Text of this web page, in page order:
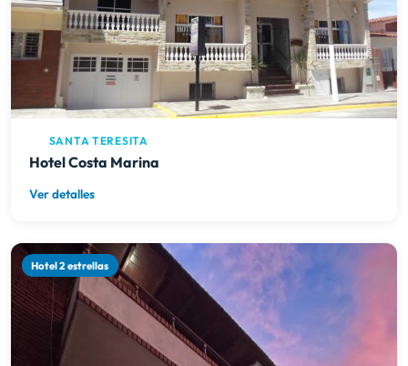
SANTA TERESITA
Hotel Costa Marina
Ver detalles
Hotel 2 estrellas